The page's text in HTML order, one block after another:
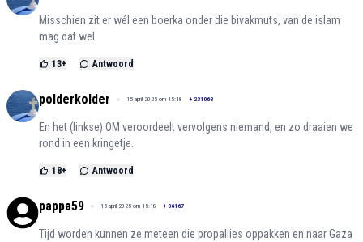
Misschien zit er wél een boerka onder die bivakmuts, van de islam
mag dat wel.
13+ Antwoord
polderkolder 15 april 2025 om 15:18 + 231063
En het (linkse) OM veroordeelt vervolgens niemand, en zo draaien we
rond in een kringetje.
18+ Antwoord
pappa59 15 april 2025 om 15:18 + 36167
Tijd worden kunnen ze meteen die propallies oppakken en naar Gaza